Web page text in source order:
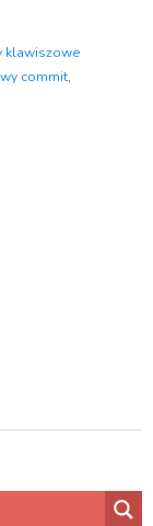
klawiszowe
commit,